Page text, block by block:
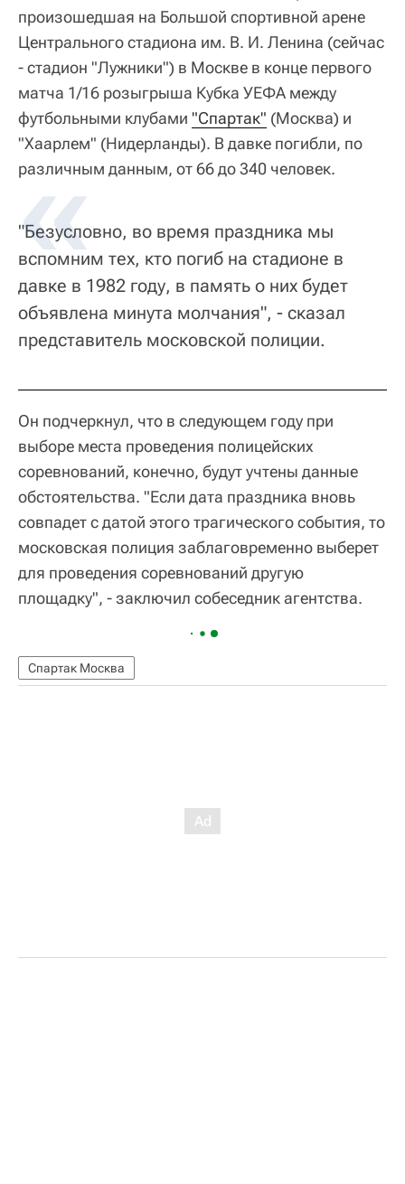
произошедшая на Большой спортивной арене
Центрального стадиона им. В. И. Ленина (сейчас
- стадион "Лужники") в Москве в конце первого
матча 1/16 розыгрыша Кубка УЕФА между
футбольными клубами "Спартак" (Москва) и
"Хаарлем" (Нидерланды). В давке погибли, по
различным данным, от 66 до 340 человек.
"Безусловно, во время праздника мы
вспомним тех, кто погиб на стадионе в
давке в 1982 году, в память о них будет
объявлена минута молчания", - сказал
представитель московской полиции.
Он подчеркнул, что в следующем году при
выборе места проведения полицейских
соревнований, конечно, будут учтены данные
обстоятельства. "Если дата праздника вновь
совпадет с датой этого трагического события, то
московская полиция заблаговременно выберет
для проведения соревнований другую
площадку", - заключил собеседник агентства.
Спартак Москва